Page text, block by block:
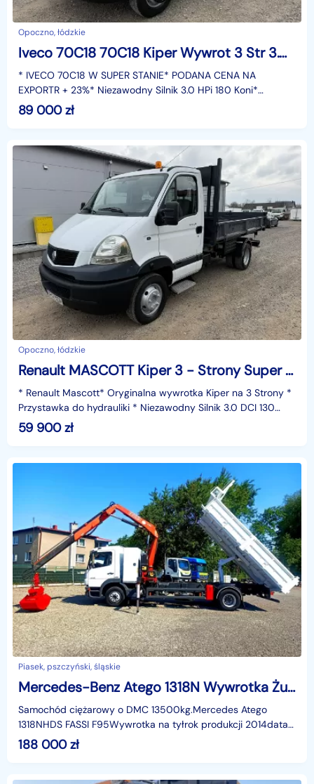
Opoczno, łódzkie
Iveco 70C18 70C18 Kiper Wywrot 3 Str 3.0 HPI 180 PS
* IVECO 70C18 W SUPER STANIE* PODANA CENA NA
EXPORTR + 23%* Niezawodny Silnik 3.0 HPi 180 Koni*
Wywrotka na 3 Strony* DMC 7000 kg* Hak 3500 kg*
Wymiary skrzyni
89 000zł
Opoczno, łódzkie
Renault MASCOTT Kiper 3 - Strony Super Stan DMC 6.5t
* Renault Mascott* Oryginalna wywrotka Kiper na 3 Strony *
Przystawka do hydrauliki * Niezawodny Silnik 3.0 DCI 130
Koni* Ładowność 3.300 kg* DMC 6500 kg* Hak
59 900zł
Piasek, pszczyński, śląskie
Mercedes-Benz Atego 1318N Wywrotka Żuraw Dżwig HDS Fassi F95
Samochód ciężarowy o DMC 13500kg.Mercedes Atego
1318NHDS FASSI F95Wywrotka na tyłrok produkcji 2014data 1
rejestracji 12.01.2014pojemność 4249ccmmoc 286KM / 177
188 000zł